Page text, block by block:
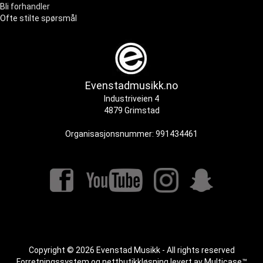
Bli forhandler
Ofte stilte spørsmål
Evenstadmusikk.no
Industriveien 4
4879 Grimstad
Organisasjonsnummer: 991434461
Copyright © 2026 Evenstad Musikk - All rights reserved